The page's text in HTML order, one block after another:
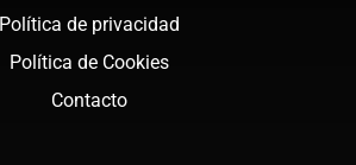
Política de privacidad
Política de Cookies
Contacto